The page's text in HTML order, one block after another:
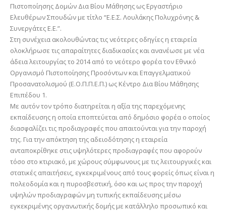
Πιστοποίησης Δομών Δια Βίου Μάθησης ως Εργαστήριο
Ελευθέρων Σπουδών με τίτλο “Ε.Ε.Σ. Λουλάκης Πολυχρόνης &
Συνεργάτες Ε.Ε.”.
Στη συνέχεια ακολουθώντας τις νεότερες οδηγίες η εταιρεία
ολοκλήρωσε τις απαραίτητες διαδικασίες και ανανέωσε με νέα
άδεια λειτουργίας το 2014 από το νεότερο φορέα τον Εθνικό
Οργανισμό Πιστοποίησης Προσόντων και Επαγγελματικού
Προσανατολισμού (Ε.Ο.Π.Π.Ε.Π.) ως Κέντρο Δια Βίου Μάθησης
Επιπέδου 1.
Με αυτόν τον τρόπο διατηρείται η αξία της παρεχόμενης
εκπαίδευσης η οποία εποπτεύεται από δημόσιο φορέα ο οποίος
διασφαλίζει τις προδιαγραφές που απαιτούνται για την παροχή
της. Για την απόκτηση της αδειοδότησης η εταιρεία
ανταποκρίθηκε στις υψηλότερες προδιαγραφές που αφορούν
τόσο στο κτιριακό, με χώρους σύμφωνους με τις λειτουργικές και
στατικές απαιτήσεις, εγκεκριμένους από τους φορείς όπως είναι η
πολεοδομία και η πυροσβεστική, όσο και ως προς την παροχή
υψηλών προδιαγραφών μη τυπικής εκπαίδευσης μέσω
εγκεκριμένης οργανωτικής δομής με κατάλληλο προσωπικό και